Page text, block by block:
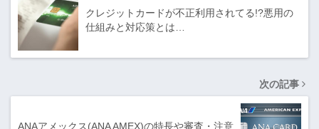
クレジットカードが不正利用されてる!?悪用の
仕組みと対応策とは…
次の記事
ANAアメックス(ANA AMEX)の特長や審査・注意